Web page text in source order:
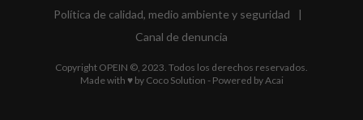
Política de calidad, medio ambiente y seguridad
|
Canal de denuncia
Copyright OPEIN ©, 2023. Todos los derechos reservados.
Made with ♥ by Coco Solution - Powered byAcai